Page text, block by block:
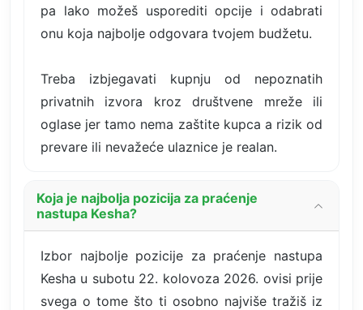
pa lako možeš usporediti opcije i odabrati
onu koja najbolje odgovara tvojem budžetu.
Treba izbjegavati kupnju od nepoznatih
privatnih izvora kroz društvene mreže ili
oglase jer tamo nema zaštite kupca a rizik od
prevare ili nevažeće ulaznice je realan.
Koja je najbolja pozicija za praćenje
nastupa Kesha?
Izbor najbolje pozicije za praćenje nastupa
Kesha u subotu 22. kolovoza 2026. ovisi prije
svega o tome što ti osobno najviše tražiš iz